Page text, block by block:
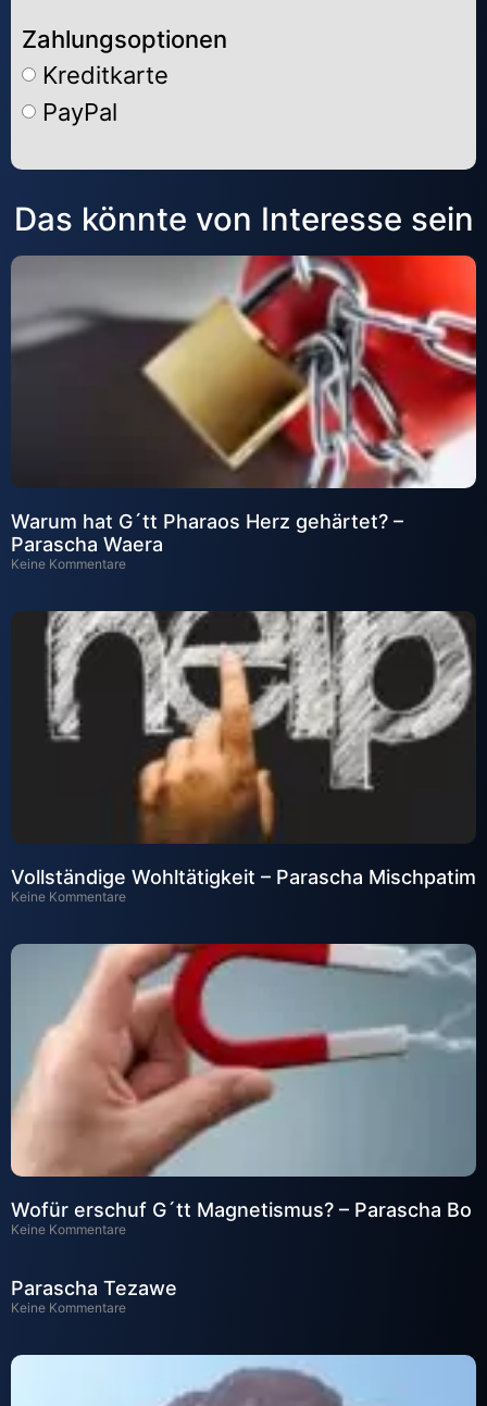
Zahlungsoptionen
Kreditkarte
PayPal
Alternative:
Das könnte von Interesse sein
Warum hat G´tt Pharaos Herz gehärtet? –
Parascha Waera
Keine Kommentare
Vollständige Wohltätigkeit – Parascha Mischpatim
Keine Kommentare
Wofür erschuf G´tt Magnetismus? – Parascha Bo
Keine Kommentare
Parascha Tezawe
Keine Kommentare